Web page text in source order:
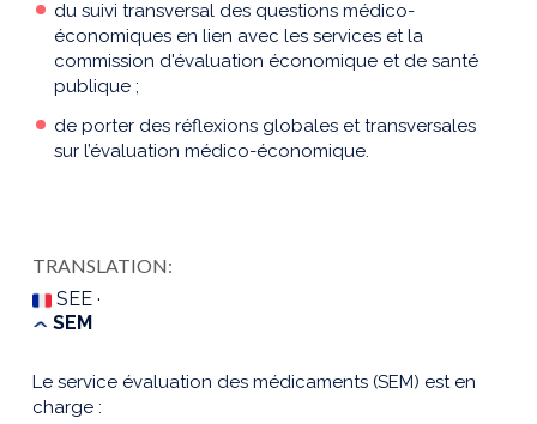
du suivi transversal des questions médico-
économiques en lien avec les services et la
commission d'évaluation économique et de santé
publique ;
de porter des réflexions globales et transversales
sur l’évaluation médico-économique.
TRANSLATION:
SEE ·
SEM
Le service évaluation des médicaments (SEM) est en
charge :